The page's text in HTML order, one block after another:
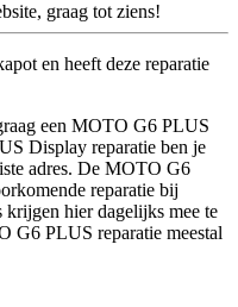
graag tot ziens!
en heeft deze reparatie
een MOTO G6 PLUS
Display reparatie ben je
adres. De MOTO G6
reparatie bij
hier dagelijks mee te
G6 PLUS reparatie meestal